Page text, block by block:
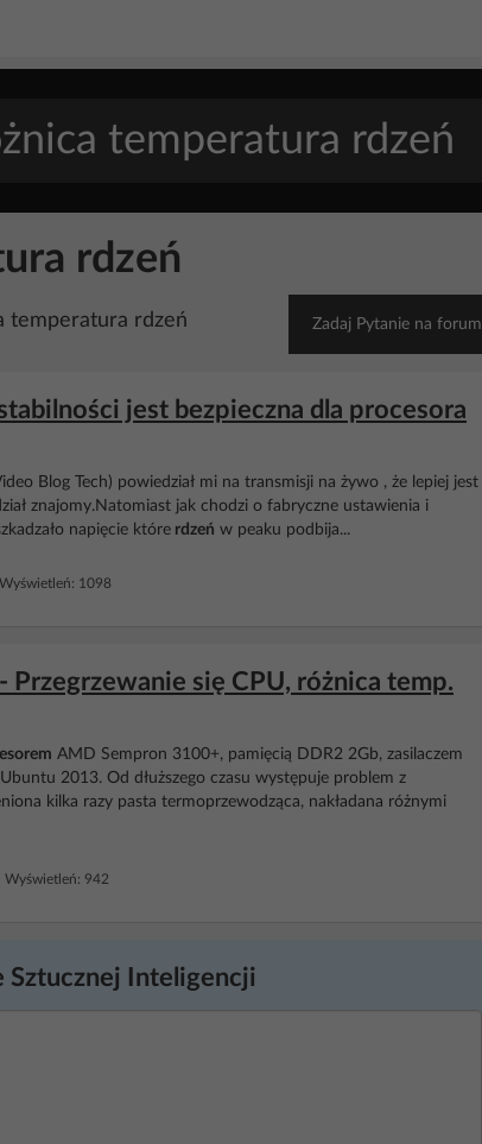
rdzeń
temperatura rdzeń Zadaj Pytanie na forum
jest bezpieczna dla procesora
Blog Tech) powiedział mi na transmisji na żywo , że lepiej jest
znajomy.Natomiast jak chodzi o fabryczne ustawienia i
napięcie które rdzeń w peaku podbija...
1098
się CPU, różnica temp.
AMD Sempron 3100+, pamięcią DDR2 2Gb, zasilaczem
2013. Od dłuższego czasu występuje problem z
kilka razy pasta termoprzewodząca, nakładana różnymi
942
Sztucznej Inteligencji